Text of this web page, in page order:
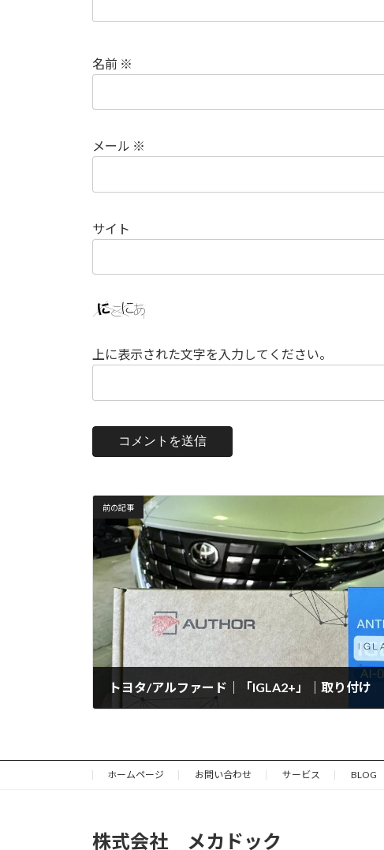
名前 ※
メール ※
サイト
上に表示された文字を入力してください。
前の記事
トヨタ/アルファード｜「IGLA2+」｜取り付け
ホームページ お問い合わせ サービス BLOG
株式会社 メカドック